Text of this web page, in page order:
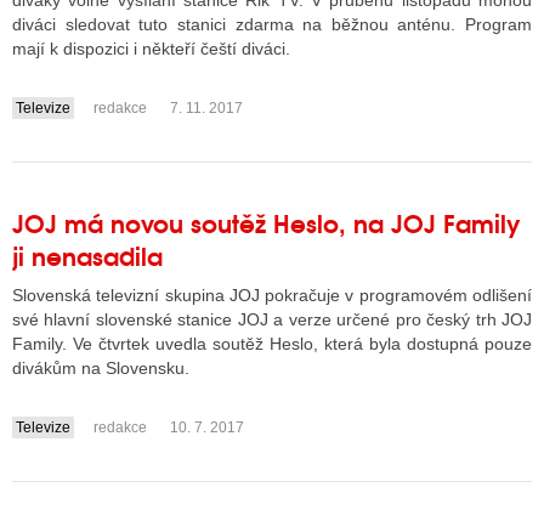
TELEVIZÍ
INTERNET
RÁDIA
STRÁNKY RÁDIÍ
diváci sledovat tuto stanici zdarma na běžnou anténu. Program
mají k dispozici i někteří čeští diváci.
....
Televize redakce 7. 11. 2017
JOJ má novou soutěž Heslo, na JOJ Family
ji nenasadila
Slovenská televizní skupina JOJ pokračuje v programovém odlišení
své hlavní slovenské stanice JOJ a verze určené pro český trh JOJ
Family. Ve čtvrtek uvedla soutěž Heslo, která byla dostupná pouze
divákům na Slovensku.
....
Televize redakce 10. 7. 2017